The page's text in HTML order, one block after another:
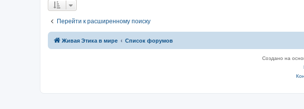
Перейти к расширенному поиску
Живая Этика в мире Список форумов
Создано на